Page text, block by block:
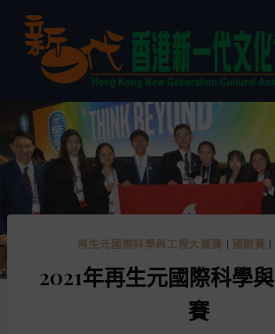
再生元國際科學與工程大獎賽 | 國際賽 |
2021年再生元國際科學
賽